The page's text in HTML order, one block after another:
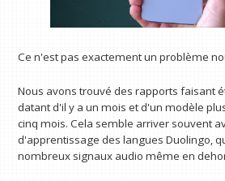
Ce n'est pas exactement un problème
Nous avons trouvé des rapports faisant
datant d'il y a un mois et d'un modèle
cinq mois. Cela semble arriver souvent
d'apprentissage des langues Duolingo,
nombreux signaux audio même en